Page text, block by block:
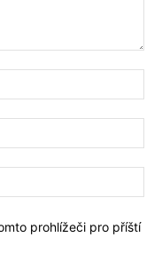
prohlížeči pro příští